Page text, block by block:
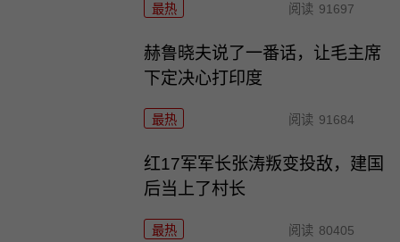
最热 阅读 91697
赫鲁晓夫说了一番话，让毛主席
下定决心打印度
最热 阅读 91684
红17军军长张涛叛变投敌，建国
后当上了村长
最热 阅读 80405